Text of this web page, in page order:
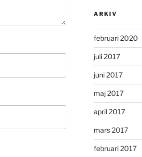
ARKIV
februari 2020
juli 2017
juni 2017
maj 2017
april 2017
mars 2017
februari 2017